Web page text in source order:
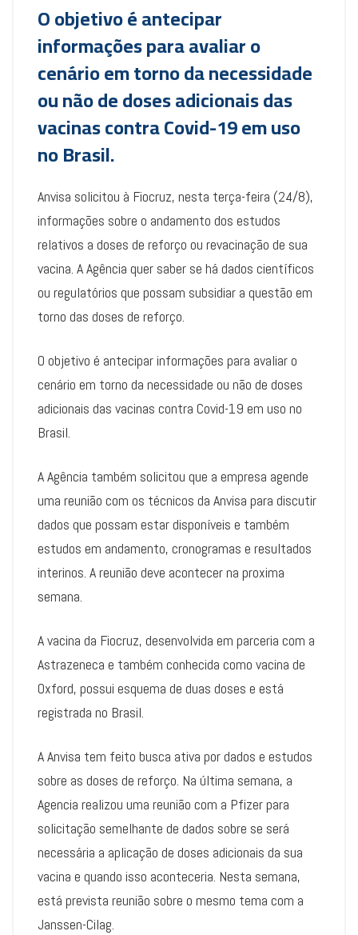
O objetivo é antecipar
informações para avaliar o
cenário em torno da necessidade
ou não de doses adicionais das
vacinas contra Covid-19 em uso
no Brasil.
Anvisa solicitou à Fiocruz, nesta terça-feira (24/8),
informações sobre o andamento dos estudos
relativos a doses de reforço ou revacinação de sua
vacina. A Agência quer saber se há dados científicos
ou regulatórios que possam subsidiar a questão em
torno das doses de reforço.
O objetivo é antecipar informações para avaliar o
cenário em torno da necessidade ou não de doses
adicionais das vacinas contra Covid-19 em uso no
Brasil.
A Agência também solicitou que a empresa agende
uma reunião com os técnicos da Anvisa para discutir
dados que possam estar disponíveis e também
estudos em andamento, cronogramas e resultados
interinos. A reunião deve acontecer na proxima
semana.
A vacina da Fiocruz, desenvolvida em parceria com a
Astrazeneca e também conhecida como vacina de
Oxford, possui esquema de duas doses e está
registrada no Brasil.
A Anvisa tem feito busca ativa por dados e estudos
sobre as doses de reforço. Na última semana, a
Agencia realizou uma reunião com a Pfizer para
solicitação semelhante de dados sobre se será
necessária a aplicação de doses adicionais da sua
vacina e quando isso aconteceria. Nesta semana,
está prevista reunião sobre o mesmo tema com a
Janssen-Cilag.